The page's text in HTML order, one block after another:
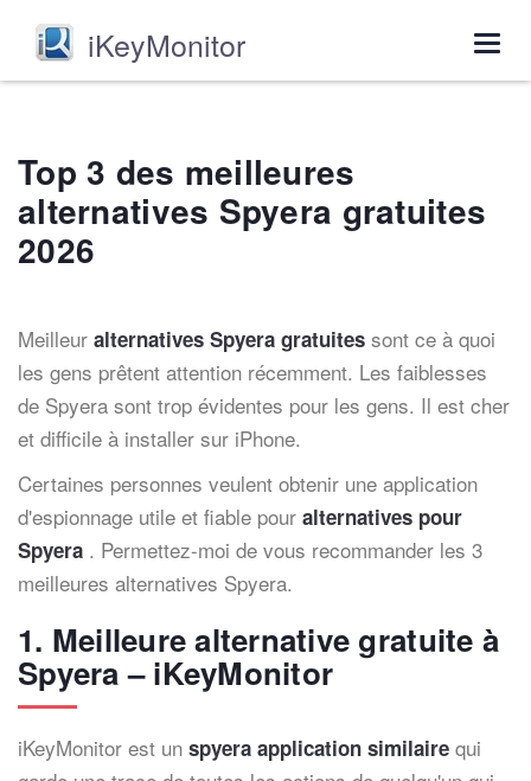
iKeyMonitor
Top 3 des meilleures
alternatives Spyera gratuites
2026
Meilleur alternatives Spyera gratuites sont ce à quoi
les gens prêtent attention récemment. Les faiblesses
de Spyera sont trop évidentes pour les gens. Il est cher
et difficile à installer sur iPhone.
Certaines personnes veulent obtenir une application
d'espionnage utile et fiable pour alternatives pour
Spyera . Permettez-moi de vous recommander les 3
meilleures alternatives Spyera.
1. Meilleure alternative gratuite à
Spyera – iKeyMonitor
iKeyMonitor est un spyera application similaire qui